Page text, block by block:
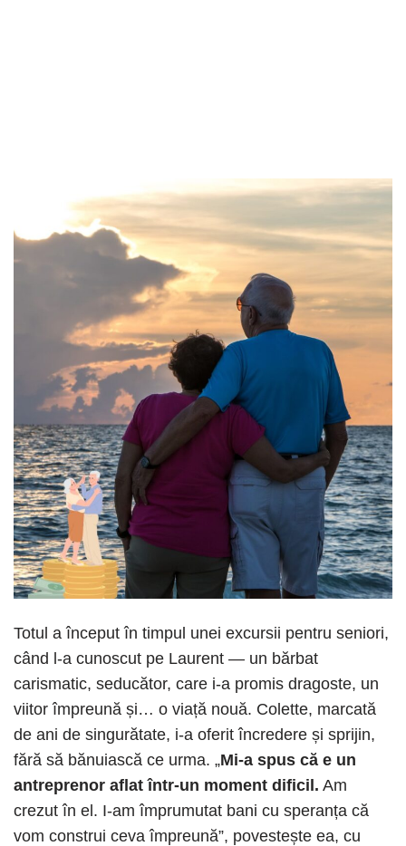
Totul a început în timpul unei excursii pentru seniori,
când l-a cunoscut pe Laurent — un bărbat
carismatic, seducător, care i-a promis dragoste, un
viitor împreună și… o viață nouă. Colette, marcată
de ani de singurătate, i-a oferit încredere și sprijin,
fără să bănuiască ce urma. „Mi-a spus că e un
antreprenor aflat într-un moment dificil. Am
crezut în el. I-am împrumutat bani cu speranța că
vom construi ceva împreună”, povestește ea, cu